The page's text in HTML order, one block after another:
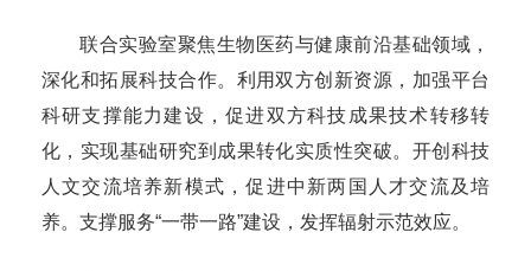
联合实验室聚焦生物医药与健康前沿基础领域，
深化和拓展科技合作。利用双方创新资源，加强平台
科研支撑能力建设，促进双方科技成果技术转移转
化，实现基础研究到成果转化实质性突破。开创科技
人文交流培养新模式，促进中新两国人才交流及培
养。支撑服务“一带一路”建设，发挥辐射示范效应。